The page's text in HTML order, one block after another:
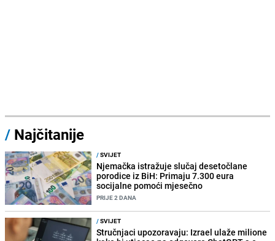
/ Najčitanije
/SVIJET
Njemačka istražuje slučaj desetočlane
porodice iz BiH: Primaju 7.300 eura
socijalne pomoći mjesečno
PRIJE 2 DANA
/SVIJET
Stručnjaci upozoravaju: Izrael ulaže milione